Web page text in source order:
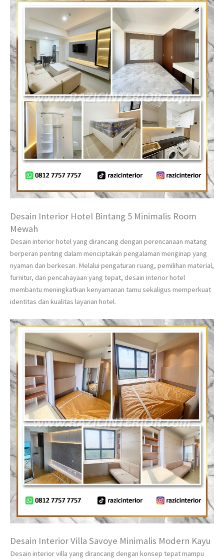
Desain Interior Hotel Bintang 5 Minimalis Room
Mewah
Desain interior hotel yang dirancang dengan perencanaan matang
berperan penting dalam menciptakan pengalaman menginap yang
nyaman dan berkesan. Melalui pengaturan ruang, pemilihan material,
furnitur, dan pencahayaan yang tepat, desain interior hotel
membantu meningkatkan kenyamanan tamu sekaligus memperkuat
identitas dan kualitas layanan hotel.
Desain Interior Villa Savoye Minimalis Modern Kayu
Desain interior villa yang dirancang dengan konsep tepat mampu